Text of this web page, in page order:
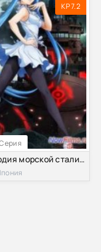
KP 7.2
Мелодия морской стали (2013)